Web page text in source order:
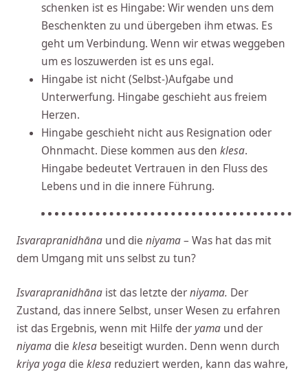
schenken ist es Hingabe: Wir wenden uns dem
Beschenkten zu und übergeben ihm etwas. Es
geht um Verbindung. Wenn wir etwas weggeben
um es loszuwerden ist es uns egal.
Hingabe ist nicht (Selbst-)Aufgabe und
Unterwerfung. Hingabe geschieht aus freiem
Herzen.
Hingabe geschieht nicht aus Resignation oder
Ohnmacht. Diese kommen aus den klesa.
Hingabe bedeutet Vertrauen in den Fluss des
Lebens und in die innere Führung.
Isvarapranidhāna und die niyama– Was hat das mit
dem Umgang mit uns selbst zu tun?
Isvarapranidhāna ist das letzte derniyama. Der
Zustand, das innere Selbst, unser Wesen zu erfahren
ist das Ergebnis, wenn mit Hilfe deryama und der
niyamadie klesa beseitigt wurden. Denn wenn durch
kriya yogadie klesa reduziert werden, kann das wahre,